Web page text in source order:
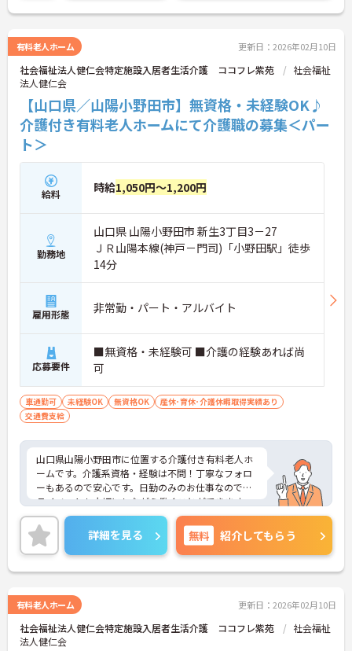
有料老人ホーム 更新日：2026年02月10日
社会福祉法人健仁会特定施設入居者生活介護 ココフレ紫苑
社会福祉
法人健仁会
【山口県／山陽小野田市】無資格・未経験OK♪
介護付き有料老人ホームにて介護職の募集＜パー
ト＞
給料 時給1,050円～1,200円
勤務地
山口県 山陽小野田市 新生3丁目3－27
ＪＲ山陽本線(神戸－門司)「小野田駅」徒歩
14分
雇用形態 非常勤・パート・アルバイト
応募要件
■無資格・未経験可 ■介護の経験あれば尚
可
車通勤可 未経験OK 無資格OK
産休･育休･介護休暇取得実績あり
交通費支給
山口県山陽小野田市に位置する介護付き有料老人ホ
ームです。介護系資格・経験は不問！丁寧なフォロ
ーもあるので安心です。日勤のみのお仕事なのでプ
ライベートも大切にしながら働くことができます。
ご興味をお持ちの方はお気軽にお問い合わせくださ
い。
詳細を見る 無料 紹介してもらう
有料老人ホーム 更新日：2026年02月10日
社会福祉法人健仁会特定施設入居者生活介護 ココフレ紫苑
社会福祉
法人健仁会